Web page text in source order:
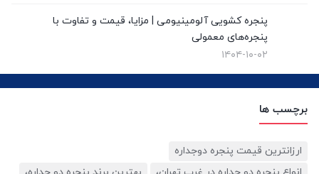
پنجره کشویی آلومینیومی | مزایا، قیمت و تفاوت با
پنجره‌های معمولی
۱۴۰۴-۱۰-۰۲
برچسب ها
ارزانترین قیمت پنجره دوجداره